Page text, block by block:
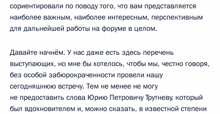
сориентировали по поводу того, что вам представляется
наиболее важным, наиболее интересным, перспективным
для дальнейшей работы на форуме в целом.
Давайте начнём. У нас даже есть здесь перечень
выступающих, но мне бы хотелось, чтобы мы, честно говоря,
без особой забюрокраченности провели нашу
сегодняшнюю встречу. Тем не менее не могу
не предоставить слова Юрию Петровичу Трутневу, который
был вдохновителем и, можно сказать, в известной степени